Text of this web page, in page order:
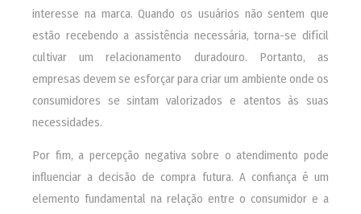
interesse na marca. Quando os usuários não sentem que
estão recebendo a assistência necessária, torna-se difícil
cultivar um relacionamento duradouro. Portanto, as
empresas devem se esforçar para criar um ambiente onde os
consumidores se sintam valorizados e atentos às suas
necessidades.
Por fim, a percepção negativa sobre o atendimento pode
influenciar a decisão de compra futura. A confiança é um
elemento fundamental na relação entre o consumidor e a